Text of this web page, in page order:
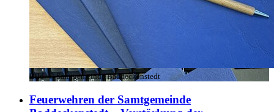
Bild:© Samtgemeinde Baddeckenstedt
Feuerwehren der Samtgemeinde